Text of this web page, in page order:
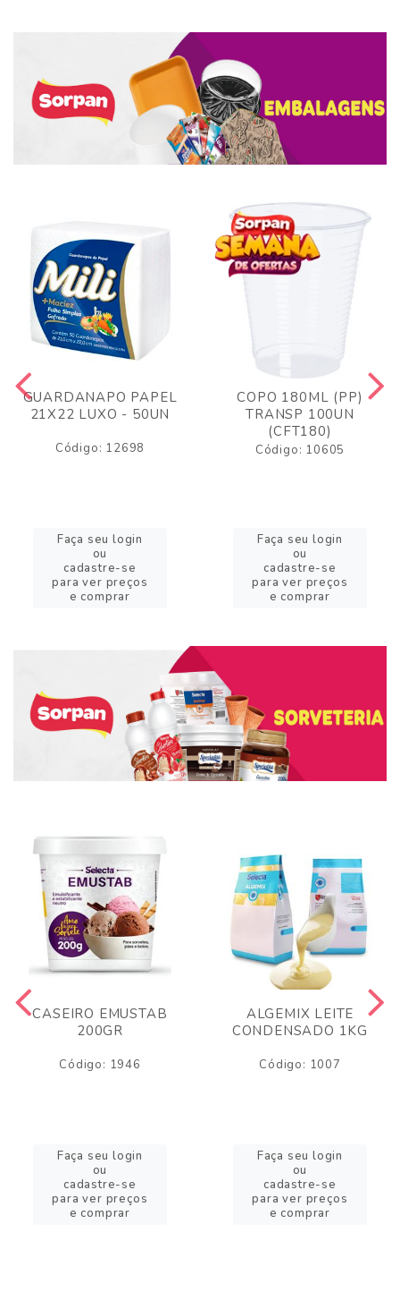
GUARDANAPO PAPEL
21X22 LUXO - 50UN
Código: 12698
Faça seu login
ou
cadastre-se
para ver preços
e comprar
COPO 180ML (PP)
TRANSP 100UN
(CFT180)
Código: 10605
Faça seu login
ou
cadastre-se
para ver preços
e comprar
CASEIRO EMUSTAB
200GR
Código: 1946
Faça seu login
ou
cadastre-se
para ver preços
e comprar
ALGEMIX LEITE
CONDENSADO 1KG
Código: 1007
Faça seu login
ou
cadastre-se
para ver preços
e comprar